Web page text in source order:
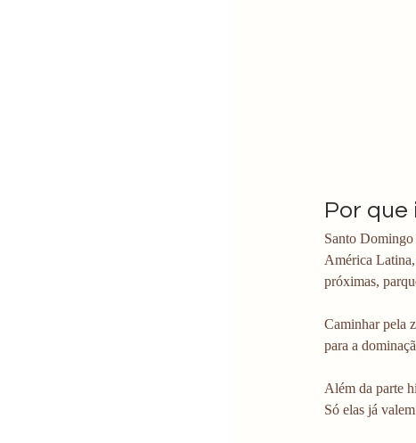
Por que
Santo Domingo
América
próximas,
Caminhar pela
para a
Além da parte
Só elas já